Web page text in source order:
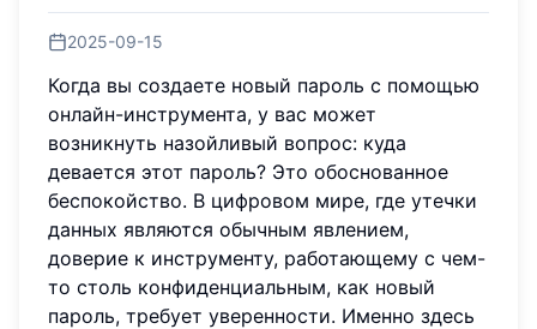
2025-09-15
Когда вы создаете новый пароль с помощью
онлайн-инструмента, у вас может
возникнуть назойливый вопрос: куда
девается этот пароль? Это обоснованное
беспокойство. В цифровом мире, где утечки
данных являются обычным явлением,
доверие к инструменту, работающему с чем-
то столь конфиденциальным, как новый
пароль, требует уверенности. Именно здесь